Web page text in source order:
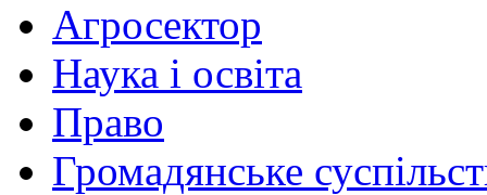
Агросектор
Наука і освіта
Право
Громадянське